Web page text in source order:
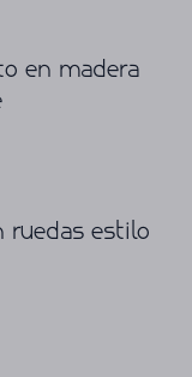
en madera
ruedas estilo